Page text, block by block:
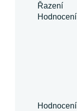
Řazení
Hodnocení
Hodnocení